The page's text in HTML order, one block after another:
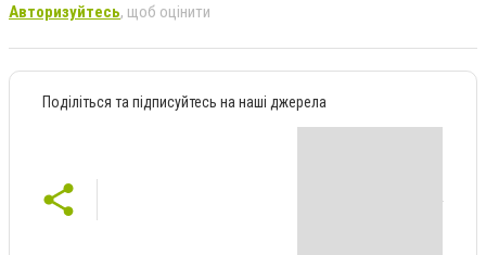
Авторизуйтесь, щоб оцінити
Поділіться та підписуйтесь на наші джерела